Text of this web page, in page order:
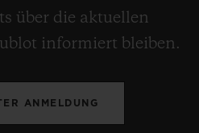
über die aktuellen
informiert bleiben.
ANMELDUNG